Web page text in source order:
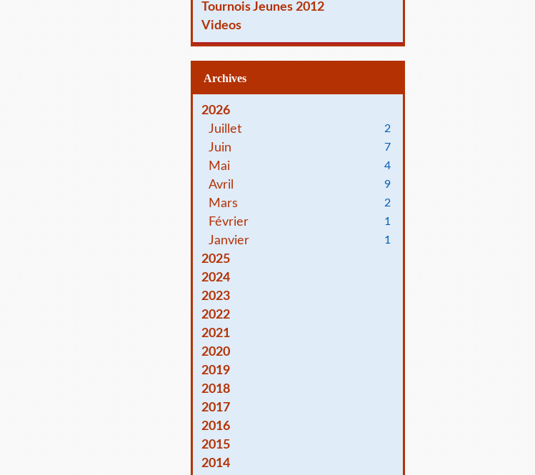
Tournois Jeunes 2012
Videos
Archives
2026
Juillet
2
Juin 7
Mai 4
Avril 9
Mars 2
Février 1
Janvier 1
2025
2024
2023
2022
2021
2020
2019
2018
2017
2016
2015
2014